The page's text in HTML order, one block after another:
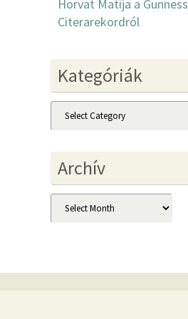
Horvat Matija a Gunness
Citerarekordról
Kategóriák
Kategóriák
Archív
Archív